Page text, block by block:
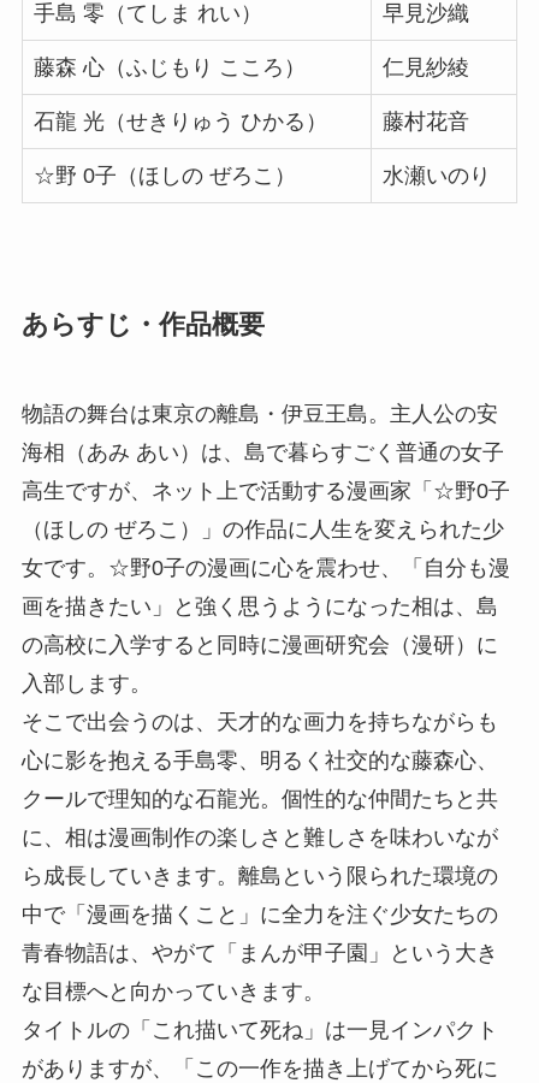
手島 零（てしま れい） 早見沙織
藤森 心（ふじもり こころ） 仁見紗綾
石龍 光（せきりゅう ひかる） 藤村花音
☆野 0子（ほしの ぜろこ） 水瀬いのり
あらすじ・作品概要
物語の舞台は東京の離島・伊豆王島。主人公の安
海相（あみ あい）は、島で暮らすごく普通の女子
高生ですが、ネット上で活動する漫画家「☆野0子
（ほしの ぜろこ）」の作品に人生を変えられた少
女です。☆野0子の漫画に心を震わせ、「自分も漫
画を描きたい」と強く思うようになった相は、島
の高校に入学すると同時に漫画研究会（漫研）に
入部します。
そこで出会うのは、天才的な画力を持ちながらも
心に影を抱える手島零、明るく社交的な藤森心、
クールで理知的な石龍光。個性的な仲間たちと共
に、相は漫画制作の楽しさと難しさを味わいなが
ら成長していきます。離島という限られた環境の
中で「漫画を描くこと」に全力を注ぐ少女たちの
青春物語は、やがて「まんが甲子園」という大き
な目標へと向かっていきます。
タイトルの「これ描いて死ね」は一見インパクト
がありますが、「この一作を描き上げてから死に